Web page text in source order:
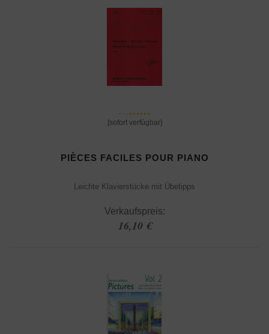
[sofort verfügbar]
PIÈCES FACILES POUR PIANO
Leichte Klavierstücke mit Übetipps
Verkaufspreis:
16,10 €